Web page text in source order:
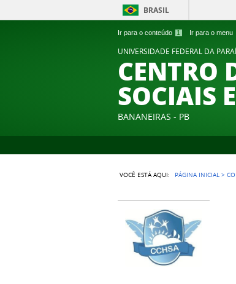
Ir para o conteúdo 1 Ir para o menu
BRASIL
UNIVERSIDADE FEDERAL DA
CENTRO
SOCIAIS
BANANEIRAS - PB
VOCÊ ESTÁ AQUI: PÁGINA INICIAL >